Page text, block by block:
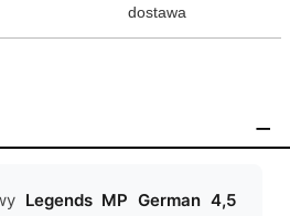
dostawa
Legends MP German 4,5